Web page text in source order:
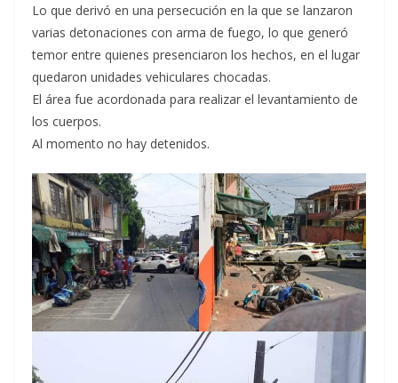
Lo que derivó en una persecución en la que se lanzaron
varias detonaciones con arma de fuego, lo que generó
temor entre quienes presenciaron los hechos, en el lugar
quedaron unidades vehiculares chocadas.
El área fue acordonada para realizar el levantamiento de
los cuerpos.
Al momento no hay detenidos.